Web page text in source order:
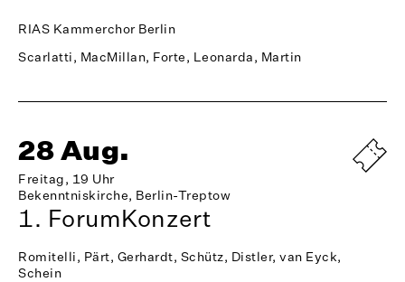
RIAS Kammerchor Berlin
Scarlatti, MacMillan, Forte, Leonarda, Martin
28 Aug.
Freitag, 19 Uhr
Bekenntniskirche, Berlin-Treptow
1. ForumKonzert
Romitelli, Pärt, Gerhardt, Schütz, Distler, van Eyck,
Schein